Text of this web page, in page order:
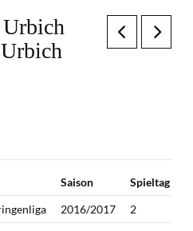
Saison
Spieltag
2016/2017 2